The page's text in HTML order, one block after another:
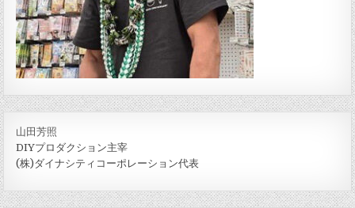
山田芳照
DIYプロダクション主宰
(株)ダイナシティコーポレーション代表